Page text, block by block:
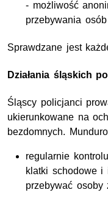
- możliwość
przebywania
Sprawdzane jest
Działania śląskich
Śląscy policjanci
ukierunkowane na
bezdomnych.
regularnie
klatki schodowe i
przebywać osoby